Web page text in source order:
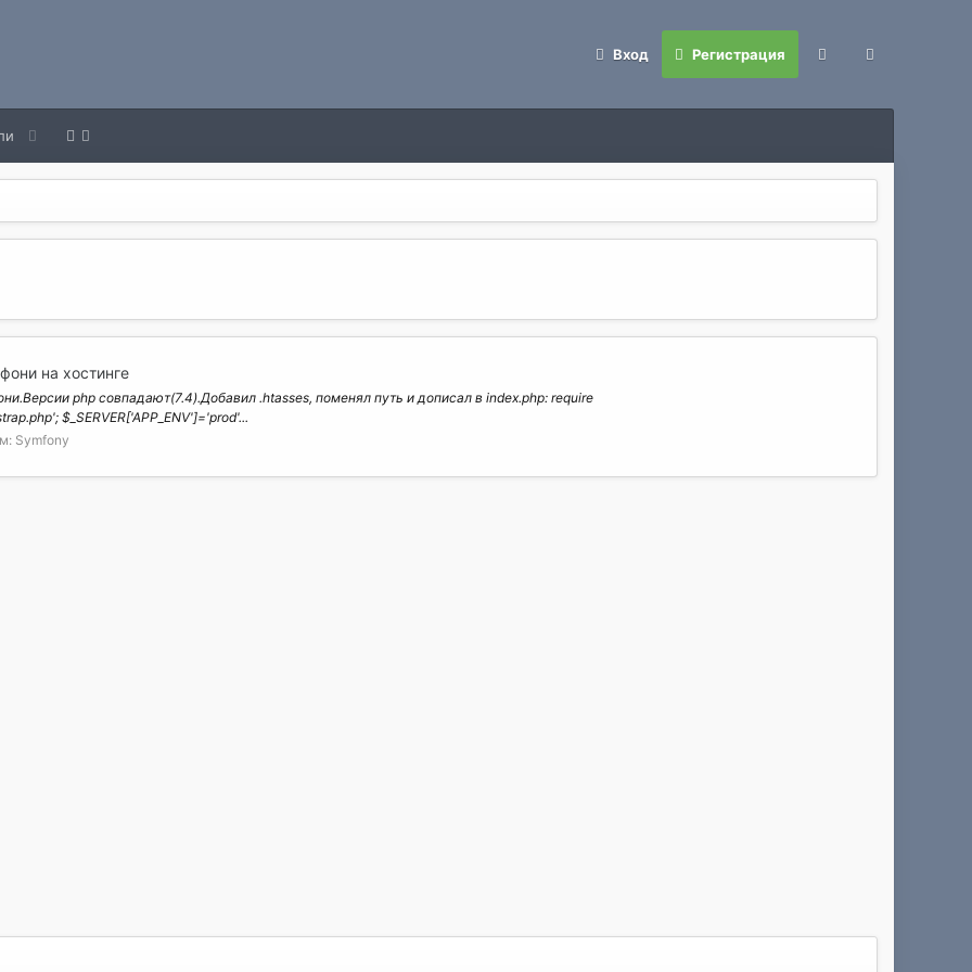
Вход Регистрация
на хостинге
php совпадают(7.4).Добавил .htasses, поменял путь и дописал в index.php: require
$_SERVER['APP_ENV']='prod'...
Symfony